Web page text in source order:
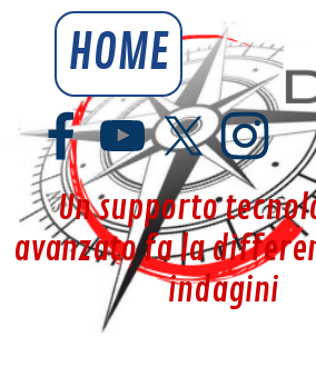
Vai ai contenuti
YouSpy.it
HOME
Un supporto
avanzato fa la
indagini